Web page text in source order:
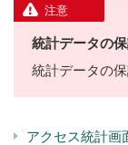
注意
統計データの
統計データの
アクセス統計画